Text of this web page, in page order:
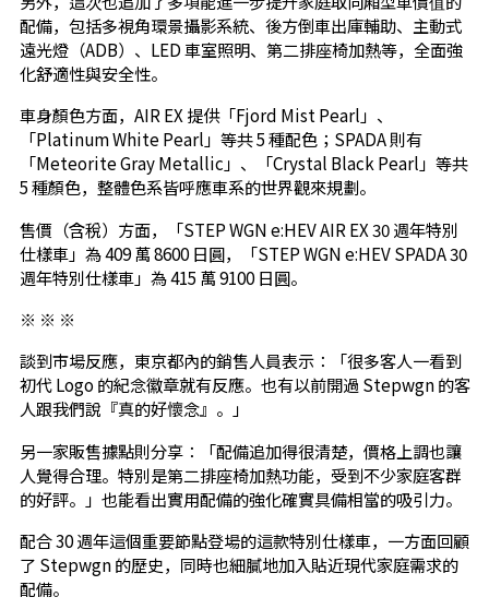
配備，包括多視角環景攝影系統、後方倒車出庫輔助、主動式
遠光燈（ADB）、LED 車室照明、第二排座椅加熱等，全面強
化舒適性與安全性。
車身顏色方面，AIR EX 提供「Fjord Mist Pearl」、
「Platinum White Pearl」等共 5 種配色；SPADA 則有
「Meteorite Gray Metallic」、「Crystal Black Pearl」等共
5 種顏色，整體色系皆呼應車系的世界觀來規劃。
售價（含稅）方面，「STEP WGN e:HEV AIR EX 30 週年特別
仕樣車」為 409 萬 8600 日圓，「STEP WGN e:HEV SPADA 30
週年特別仕樣車」為 415 萬 9100 日圓。
※ ※ ※
談到市場反應，東京都內的銷售人員表示：「很多客人一看到
初代 Logo 的紀念徽章就有反應。也有以前開過 Stepwgn 的客
人跟我們說『真的好懷念』。」
另一家販售據點則分享：「配備追加得很清楚，價格上調也讓
人覺得合理。特別是第二排座椅加熱功能，受到不少家庭客群
的好評。」也能看出實用配備的強化確實具備相當的吸引力。
配合 30 週年這個重要節點登場的這款特別仕樣車，一方面回顧
了 Stepwgn 的歷史，同時也細膩地加入貼近現代家庭需求的
配備。